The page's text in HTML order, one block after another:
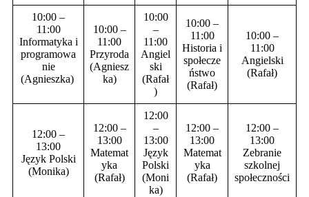
10:00 –
11:00
Informatyka i
programowa
nie
(Agnieszka)
10:00 –
11:00
Przyroda
(Agniesz
ka)
10:00
–
11:00
Angiel
ski
(Rafał
)
10:00 –
11:00
Historia i
społecze
ństwo
(Rafał)
10:00 –
11:00
Angielski
(Rafał)
12:00 –
13:00
Język Polski
(Monika)
12:00 –
13:00
Matemat
yka
(Rafał)
12:00
–
13:00
Język
Polski
(Moni
ka)
12:00 –
13:00
Matemat
yka
(Rafał)
12:00 –
13:00
Zebranie
szkolnej
społeczności